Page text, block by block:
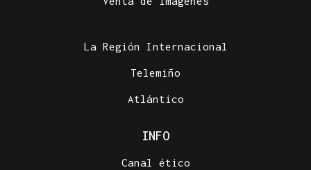
La Región Internacional
Telemiño
Atlántico
INFO
Canal ético